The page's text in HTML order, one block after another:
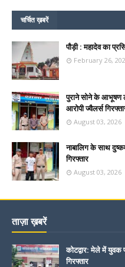
चर्चित ख़बरें
पौड़ी : महादेव का
February 26,
पुराने सोने के आभूषण
आरोपी ज्वैलर्स
August 03, 2026
नाबालिग के साथ
गिरफ्तार
August 03, 2026
ताज़ा ख़बरें
कोटद्वार: मेले में
गिरफ्तार